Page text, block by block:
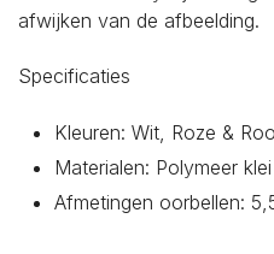
afwijken van de afbeelding.
Specificaties
Kleuren: Wit, Roze &
Materialen: Polymeer
Afmetingen oorbellen: